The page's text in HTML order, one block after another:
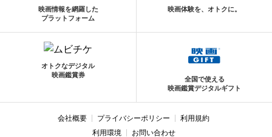
映画情報を網羅した
プラットフォーム
映画体験を、オトクに。
オトクなデジタル
映画鑑賞券
全国で使える
映画鑑賞デジタルギフト
会社概要 プライバシーポリシー
利用規約
利用環境
お問い合わせ